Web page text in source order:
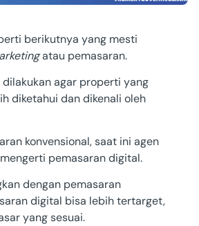
berikutnya yang mesti
atau pemasaran.
agar properti yang
diketahui dan dikenali oleh
konvensional, saat ini agen
pemasaran digital.
dengan pemasaran
digital bisa lebih tertarget,
yang sesuai.